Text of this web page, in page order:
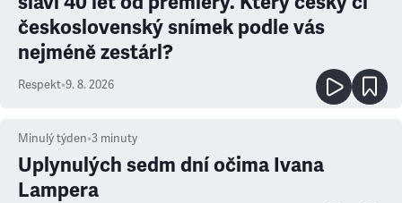
československý snímek podle vás
nejméně zestárl?
Respekt•9. 8. 2026
Minulý týden•3 minuty
Uplynulých sedm dní očima Ivana
Lampera